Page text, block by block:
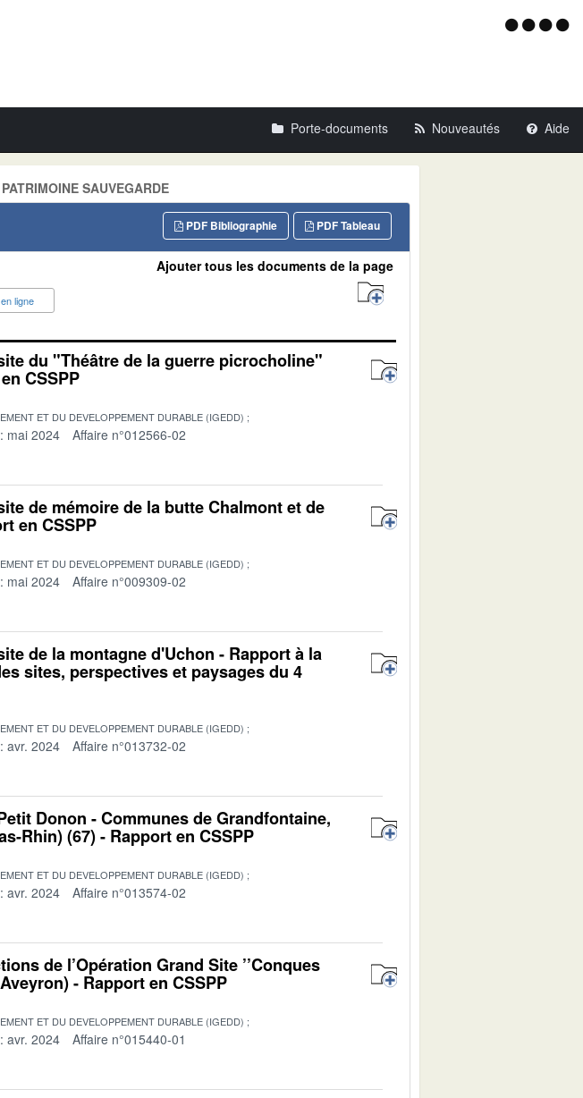
Menu
Porte-documents Nouveautés Aide
SAUVEGARDE
PDF Tableau
PDF Bibliographie
ligne
Ajouter tous les documents de la page
du "Théâtre de la guerre picrocholine"
CSSPP
ET DU DEVELOPPEMENT DURABLE (IGEDD)
mai 2024 Affaire n°012566-02
de mémoire de la butte Chalmont et de
en CSSPP
ET DU DEVELOPPEMENT DURABLE (IGEDD)
mai 2024 Affaire n°009309-02
de la montagne d'Uchon - Rapport à la
sites, perspectives et paysages du 4
ET DU DEVELOPPEMENT DURABLE (IGEDD)
avr. 2024 Affaire n°013732-02
Donon - Communes de Grandfontaine,
Rhin) (67) - Rapport en CSSPP
ET DU DEVELOPPEMENT DURABLE (IGEDD)
avr. 2024 Affaire n°013574-02
de l’Opération Grand Site ’’Conques
- Rapport en CSSPP
ET DU DEVELOPPEMENT DURABLE (IGEDD)
avr. 2024 Affaire n°015440-01